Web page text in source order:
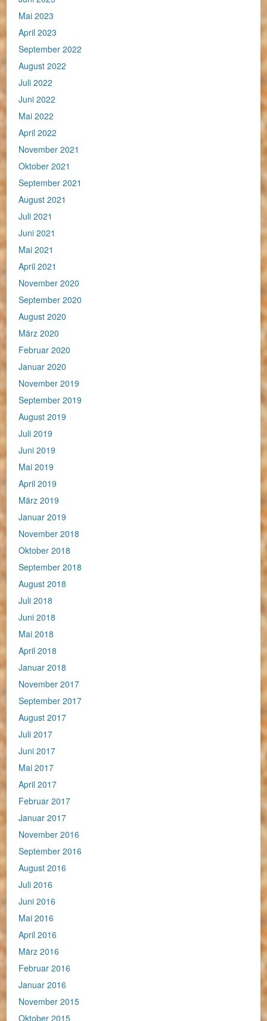
Mai 2023
April 2023
September 2022
August 2022
Juli 2022
Juni 2022
Mai 2022
April 2022
November 2021
Oktober 2021
September 2021
August 2021
Juli 2021
Juni 2021
Mai 2021
April 2021
November 2020
September 2020
August 2020
März 2020
Februar 2020
Januar 2020
November 2019
September 2019
August 2019
Juli 2019
Juni 2019
Mai 2019
April 2019
März 2019
Januar 2019
November 2018
Oktober 2018
September 2018
August 2018
Juli 2018
Juni 2018
Mai 2018
April 2018
Januar 2018
November 2017
September 2017
August 2017
Juli 2017
Juni 2017
Mai 2017
April 2017
Februar 2017
Januar 2017
November 2016
September 2016
August 2016
Juli 2016
Juni 2016
Mai 2016
April 2016
März 2016
Februar 2016
Januar 2016
November 2015
Oktober 2015